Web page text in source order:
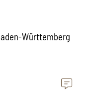
Württemberg